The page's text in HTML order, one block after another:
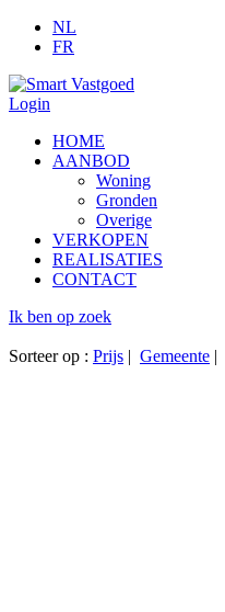
NL
FR
Login
HOME
AANBOD
Woning
Gronden
Overige
VERKOPEN
REALISATIES
CONTACT
Ik ben op zoek
Sorteer op : Prijs | Gemeente |